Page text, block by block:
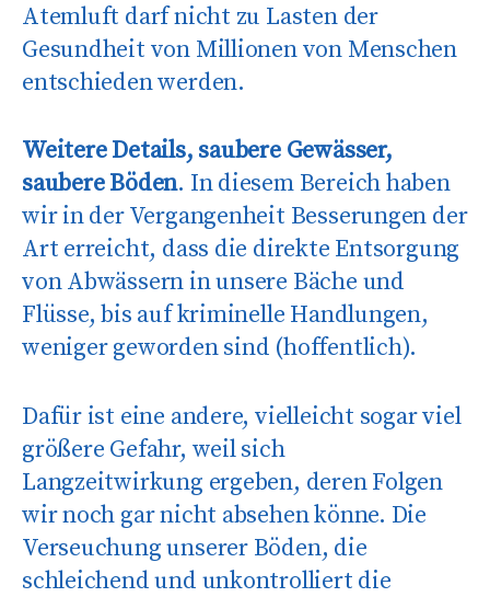
Atemluft darf nicht zu Lasten der
Gesundheit von Millionen von Menschen
entschieden werden.
Weitere Details, saubere Gewässer,
saubere Böden. In diesem Bereich haben
wir in der Vergangenheit Besserungen der
Art erreicht, dass die direkte Entsorgung
von Abwässern in unsere Bäche und
Flüsse, bis auf kriminelle Handlungen,
weniger geworden sind (hoffentlich).
Dafür ist eine andere, vielleicht sogar viel
größere Gefahr, weil sich
Langzeitwirkung ergeben, deren Folgen
wir noch gar nicht absehen könne. Die
Verseuchung unserer Böden, die
schleichend und unkontrolliert die